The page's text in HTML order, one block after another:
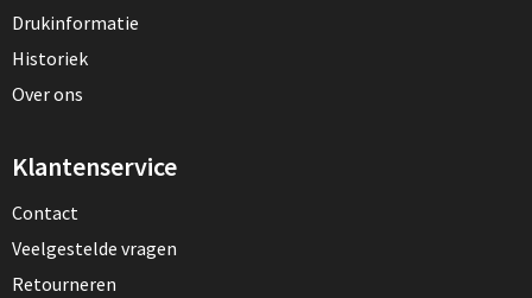
Drukinformatie
Historiek
Over ons
Klantenservice
Contact
Veelgestelde vragen
Retourneren